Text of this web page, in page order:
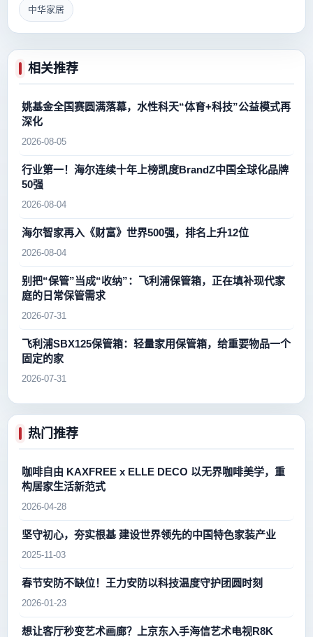
中华家居
相关推荐
姚基金全国赛圆满落幕，水性科天“体育+科技”公益模式再
深化
2026-08-05
行业第一！海尔连续十年上榜凯度BrandZ中国全球化品牌
50强
2026-08-04
海尔智家再入《财富》世界500强，排名上升12位
2026-08-04
别把“保管”当成“收纳”：飞利浦保管箱，正在填补现代家
庭的日常保管需求
2026-07-31
飞利浦SBX125保管箱：轻量家用保管箱，给重要物品一个
固定的家
2026-07-31
热门推荐
咖啡自由 KAXFREE x ELLE DECO 以无界咖啡美学，重
构居家生活新范式
2026-04-28
坚守初心，夯实根基 建设世界领先的中国特色家装产业
2025-11-03
春节安防不缺位！王力安防以科技温度守护团圆时刻
2026-01-23
想让客厅秒变艺术画廊？上京东入手海信艺术电视R8K